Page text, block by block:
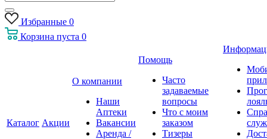
Избранные 0
Корзина пуста 0
Каталог Акции
О компании
Наши
Аптеки
Вакансии
Аренда /
Помощь
Часто
задаваемые
вопросы
Что с моим
заказом
Тизеры